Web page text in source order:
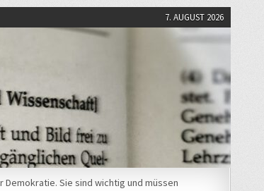
7. AUGUST 2026
Sie sind wichtig und müssen